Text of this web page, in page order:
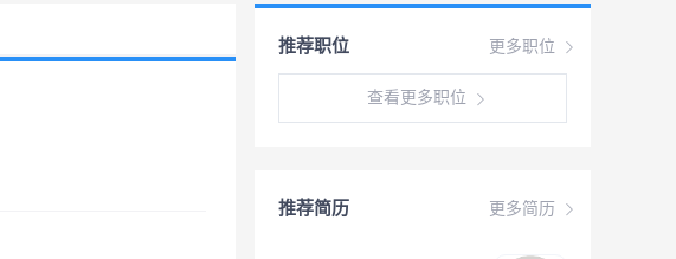
更多职位
推荐职位
查看更多职位
更多简历
推荐简历